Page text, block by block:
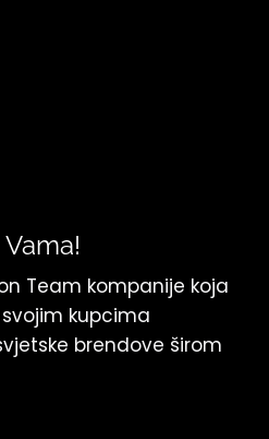
Team kompanije koja
kupcima
brendove širom